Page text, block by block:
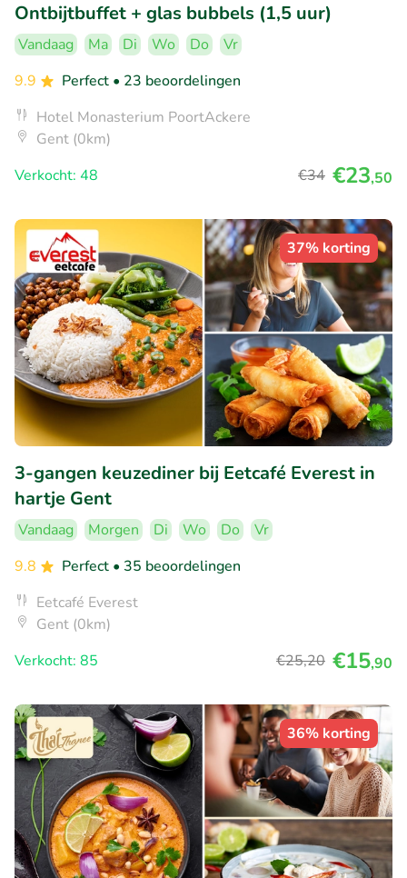
Ontbijtbuffet + glas bubbels (1,5 uur)
Vandaag Ma Di Wo Do
Vr
9.9
Perfect • 23 beoordelingen
Hotel Monasterium PoortAckere
Gent (0km)
Verkocht: 48
€34 €23,50
37% korting
3-gangen keuzediner bij Eetcafé Everest in
hartje Gent
Vandaag Morgen Di Wo Do
Vr
9.8
Perfect • 35 beoordelingen
Eetcafé Everest
Gent (0km)
Verkocht: 85
€25,20 €15,90
36% korting